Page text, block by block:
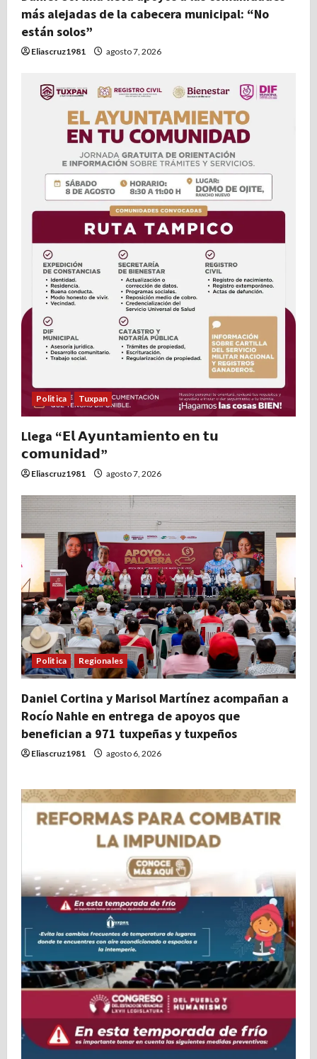
r
a
más alejadas de la cabecera municipal: “No
están solos”
Eliascruz1981 agosto 7, 2026
Politica Tuxpan
Llega “𝗘𝗹 𝗔𝘆𝘂𝗻𝘁𝗮𝗺𝗶𝗲𝗻𝘁𝗼 𝗲𝗻 𝘁𝘂
𝗰𝗼𝗺𝘂𝗻𝗶𝗱𝗮𝗱”
Eliascruz1981 agosto 7, 2026
Politica Regionales
Daniel Cortina y Marisol Martínez acompañan a
Rocío Nahle en entrega de apoyos que
benefician a 971 tuxpeñas y tuxpeños
Eliascruz1981 agosto 6, 2026